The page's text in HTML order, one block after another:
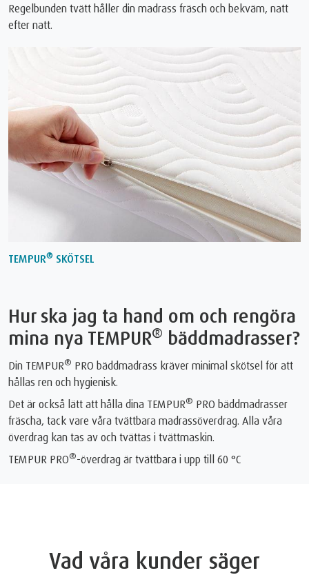
Regelbunden tvätt håller din madrass fräsch och bekväm, natt
efter natt.
TEMPUR® SKÖTSEL
Hur ska jag ta hand om och rengöra
mina nya TEMPUR® bäddmadrasser?
Din TEMPUR® PRO bäddmadrass kräver minimal skötsel för att
hållas ren och hygienisk.
Det är också lätt att hålla dina TEMPUR® PRO bäddmadrasser
fräscha, tack vare våra tvättbara madrassöverdrag. Alla våra
överdrag kan tas av och tvättas i tvättmaskin.
TEMPUR PRO®-överdrag är tvättbara i upp till 60 °C
Vad våra kunder säger